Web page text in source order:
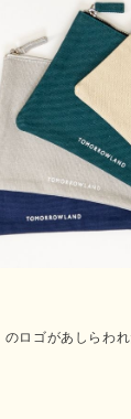
のロゴがあしらわ